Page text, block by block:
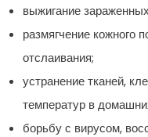
выжигание
размягчение кожного
отслаивания;
устранение тканей,
температур в
борьбу с вирусом,